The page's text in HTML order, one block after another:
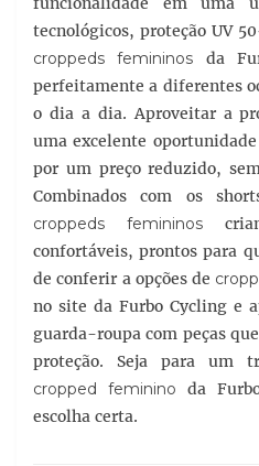
tecnológicos, proteção UV
croppeds femininos da
perfeitamente a diferentes
o dia a dia. Aproveitar a
uma excelente
por um preço reduzido,
Combinados com os
croppeds femininos
confortáveis, prontos para
de conferir a opções de
no site da Furbo Cycling e
guarda-roupa com peças
proteção. Seja para um
cropped feminino da
escolha certa.